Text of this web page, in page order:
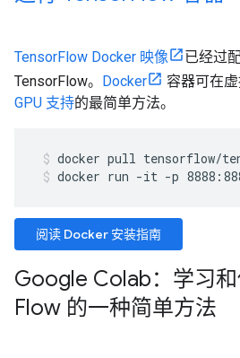
TensorFlow Docker 映像
已经过
TensorFlow。 Docker
容器可在
GPU 支持的最简单方法。
docker pull tensorflow/
docker run -it -p
阅读 Docker 安装指南
Google Colab：学习
Flow 的一种简单方法